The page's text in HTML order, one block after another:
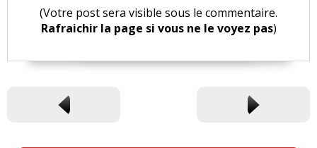
(Votre post sera visible sous le commentaire.
Rafraichir la page si vous ne le voyez pas)